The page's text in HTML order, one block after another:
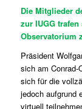
Die Mitglieder
zur IUGG
Observatorium
Präsident
sich am Conrad-
sich für die
jedoch aufgrund
virtuell